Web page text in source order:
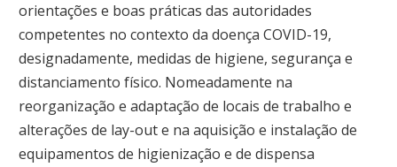
orientações e boas práticas das autoridades
competentes no contexto da doença COVID-19,
designadamente, medidas de higiene, segurança e
distanciamento físico. Nomeadamente na
reorganização e adaptação de locais de trabalho e
alterações de lay-out e na aquisição e instalação de
equipamentos de higienização e de dispensa